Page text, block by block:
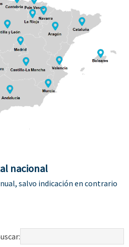
nacional
salvo indicación en contrario